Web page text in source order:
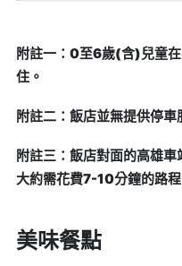
附註一：0至6歲(含)兒童
住。
附註二：飯店並無提供停車
附註三：飯店對面的高雄
大約需花費7-10分鐘的路程
美味餐點